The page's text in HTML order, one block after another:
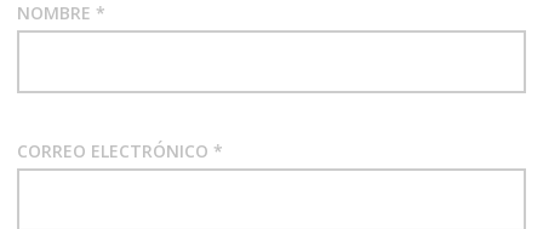
NOMBRE *
CORREO ELECTRÓNICO *